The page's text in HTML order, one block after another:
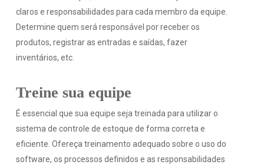
claros e responsabilidades para cada membro da equipe.
Determine quem será responsável por receber os
produtos, registrar as entradas e saídas, fazer
inventários, etc.
Treine sua equipe
É essencial que sua equipe seja treinada para utilizar o
sistema de controle de estoque de forma correta e
eficiente. Ofereça treinamento adequado sobre o uso do
software, os processos definidos e as responsabilidades